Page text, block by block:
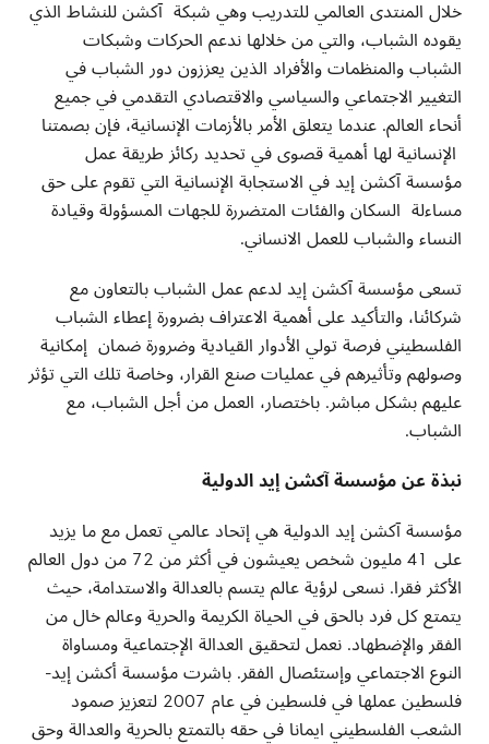
خلال المنتدى العالمي للتدريب وهي شبكة آكشن للنشاط الذي
يقوده الشباب، والتي من خلالها ندعم الحركات وشبكات
الشباب والمنظمات والأفراد الذين يعززون دور الشباب في
التغيير الاجتماعي والسياسي والاقتصادي التقدمي في جميع
أنحاء العالم. عندما يتعلق الأمر بالأزمات الإنسانية، فإن بصمتنا
الإنسانية لها أهمية قصوى في تحديد ركائز طريقة عمل
مؤسسة آكشن إيد في الاستجابة الإنسانية التي تقوم على حق
مساءلة السكان والفئات المتضررة للجهات المسؤولة وقيادة
النساء والشباب للعمل الانساني.
تسعى مؤسسة آكشن إيد لدعم عمل الشباب بالتعاون مع
شركائنا، والتأكيد على أهمية الاعتراف بضرورة إعطاء الشباب
الفلسطيني فرصة تولي الأدوار القيادية وضرورة ضمان إمكانية
وصولهم وتأثيرهم في عمليات صنع القرار، وخاصة تلك التي تؤثر
عليهم بشكل مباشر. باختصار، العمل من أجل الشباب، مع
الشباب.
نبذة عن مؤسسة آكشن إيد الدولية
مؤسسة آكشن إيد الدولية هي إتحاد عالمي تعمل مع ما يزيد
على 41 مليون شخص يعيشون في أكثر من 72 من دول العالم
الأكثر فقرا. نسعى لرؤية عالم يتسم بالعدالة والاستدامة، حيث
يتمتع كل فرد بالحق في الحياة الكريمة والحرية وعالم خال من
الفقر والإضطهاد. نعمل لتحقيق العدالة الإجتماعية ومساواة
النوع الاجتماعي وإستئصال الفقر. باشرت مؤسسة أكشن إيد-
فلسطين عملها في فلسطين في عام 2007 لتعزيز صمود
الشعب الفلسطيني ايمانا في حقه بالتمتع بالحرية والعدالة وحق